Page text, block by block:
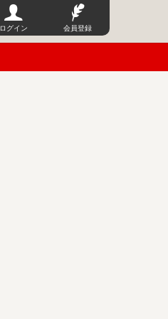
ログイン 会員登録